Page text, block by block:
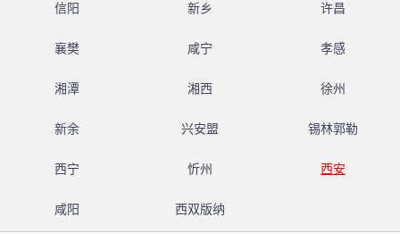
信阳 新乡 许昌
襄樊 咸宁 孝感
湘潭 湘西 徐州
新余 兴安盟 锡林郭勒
西宁 忻州 西安
咸阳 西双版纳